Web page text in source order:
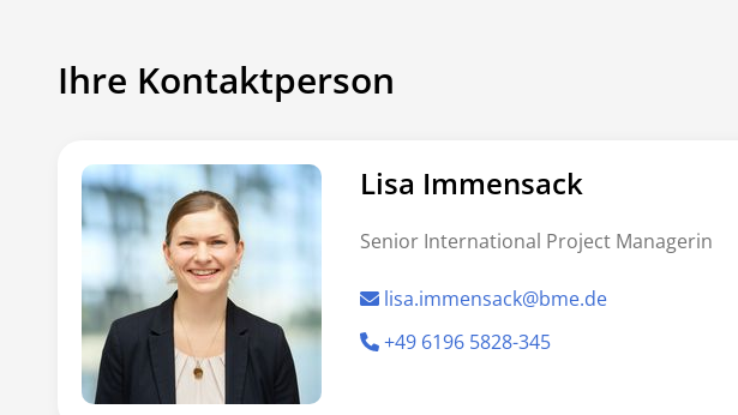
Ihre Kontaktperson
Lisa Immensack
Senior International Project Managerin
lisa.immensack@bme.de
+49 6196 5828-345